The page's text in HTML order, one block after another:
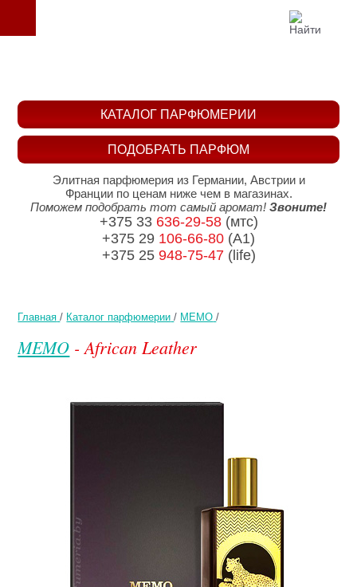
Главная / Каталог парфюмерии / MEMO /
MEMO - African Leather
ПОДОБРАТЬ ПАРФЮМ
КАТАЛОГ ПАРФЮМЕРИИ
Элитная парфюмерия из Германии, Австрии и
Франции по ценам ниже чем в магазинах.
Поможем подобрать тот самый аромат! Звоните!
+375 33 636-29-58(мтс)
+375 29 106-66-80 (A1)
+375 25 948-75-47(life)